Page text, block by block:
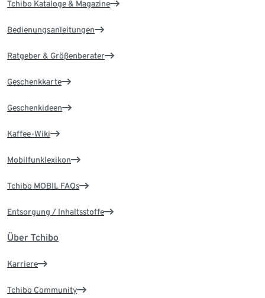
Tchibo Kataloge & Magazine
Bedienungsanleitungen
Ratgeber & Größenberater
Geschenkkarte
Geschenkideen
Kaffee-Wiki
Mobilfunklexikon
Tchibo MOBIL FAQs
Entsorgung / Inhaltsstoffe
Über Tchibo
Karriere
Tchibo Community